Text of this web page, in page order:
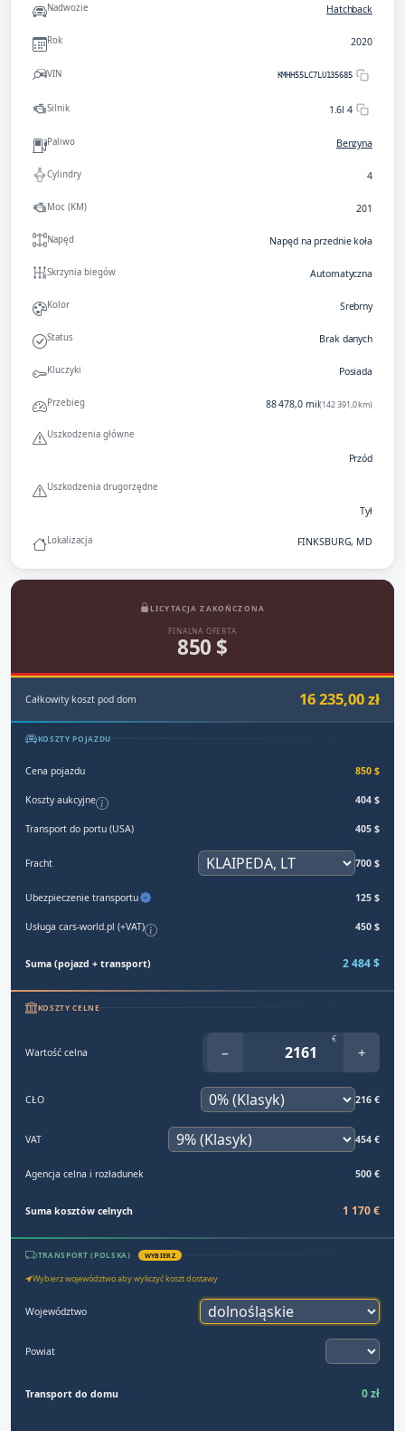
Nadwozie Hatchback
Rok 2020
VIN KMHH55LC7LU135685
Silnik 1.6l 4
Paliwo Benzyna
Cylindry 4
Moc (KM) 201
Napęd Napęd na przednie koła
Skrzynia biegów Automatyczna
Kolor Srebrny
Status Brak danych
Kluczyki Posiada
Przebieg 88 478,0 mil(142 391,0 km)
Uszkodzenia główne
Przód
Uszkodzenia drugorzędne
Tył
Lokalizacja FINKSBURG, MD
LICYTACJA ZAKOŃCZONA
FINALNA OFERTA
850 $
Całkowity koszt pod dom 16 235,00 zł
KOSZTY POJAZDU
Cena pojazdu 850 $
Koszty aukcyjne 404 $
Transport do portu (USA) 405 $
Fracht 700 $
Ubezpieczenie transportu 125 $
Usługa cars-world.pl (+VAT) 450 $
Suma (pojazd + transport) 2 484 $
KOSZTY CELNE
Wartość celna −
€
+
CŁO 216 €
VAT 454 €
Agencja celna i rozładunek 500 €
Suma kosztów celnych 1 170 €
TRANSPORT (POLSKA) WYBIERZ
Wybierz województwo aby wyliczyć koszt dostawy
Województwo
Powiat
Transport do domu 0 zł